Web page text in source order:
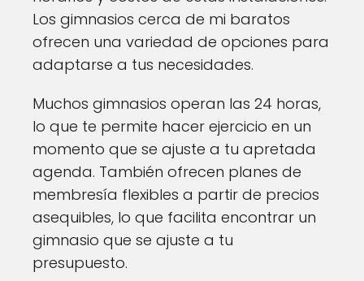
Los gimnasios cerca de mi baratos
ofrecen una variedad de opciones para
adaptarse a tus necesidades.
Muchos gimnasios operan las 24 horas,
lo que te permite hacer ejercicio en un
momento que se ajuste a tu apretada
agenda. También ofrecen planes de
membresía flexibles a partir de precios
asequibles, lo que facilita encontrar un
gimnasio que se ajuste a tu
presupuesto.